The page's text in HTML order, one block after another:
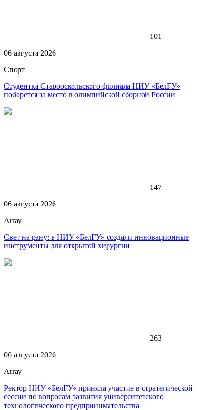
101
06 августа 2026
Спорт
Студентка Старооскольского филиала НИУ «БелГУ»
поборется за место в олимпийской сборной России
147
06 августа 2026
Array
Свет на рану: в НИУ «БелГУ» создали инновационные
инструменты для открытой хирургии
263
06 августа 2026
Array
Ректор НИУ «БелГУ» приняла участие в стратегической
сессии по вопросам развития университетского
технологического предпринимательства